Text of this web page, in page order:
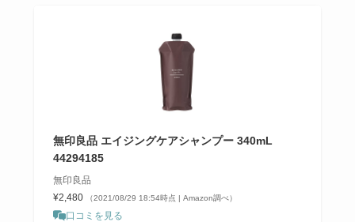
無印良品 エイジングケアシャンプー 340mL
44294185
無印良品
¥2,480
（2021/08/29 18:54時点 | Amazon調べ）
口コミを見る